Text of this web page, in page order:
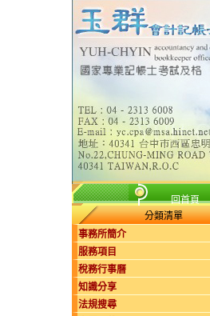
回首頁
分類清單
事務所簡介
服務項目
稅務行事曆
知識分享
法規搜尋